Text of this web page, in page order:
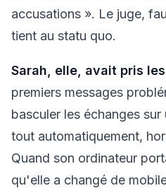
accusations ». Le juge,
tient au statu quo.
Sarah, elle, avait pris
premiers messages
basculer les échanges
tout automatiquement,
Quand son ordinateur
qu'elle a changé de